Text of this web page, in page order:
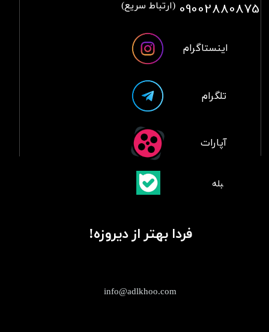
info@adlkhoo.com
09002880875 (ارتباط سریع)
فردا بهتر از دیروزه!
آپارات
تلگرام
اینستاگرام
​بلبله​​​​​​​بله